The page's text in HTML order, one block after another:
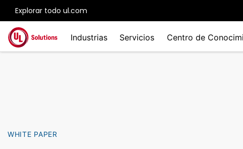
Explorar todo ul.com
Skip to main content
Industrias
Servicios Centro de
WHITE PAPER